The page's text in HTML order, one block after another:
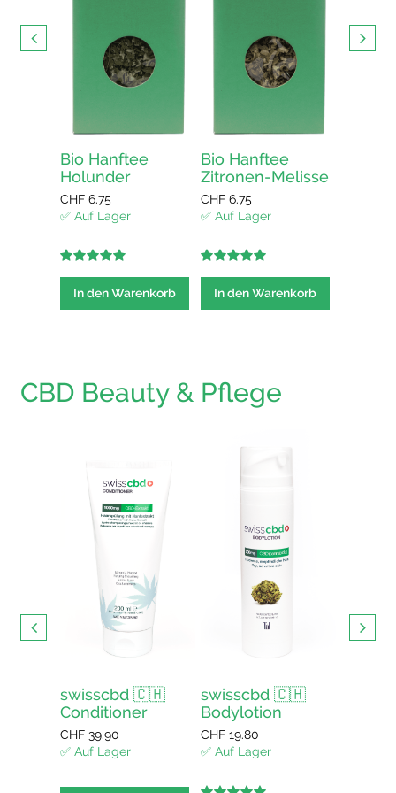
Bio Hanftee
Holunder
CHF 6.75
✅ Auf Lager
5.00out of
In den Warenkorb
Bio Hanftee
Zitronen-Melisse
CHF 6.75
✅ Auf Lager
5.00out of
In den Warenkorb
✅ Auf
CBD Beauty & Pflege
swisscbd 🇨🇭
Conditioner
CHF 39.90
✅ Auf Lager
swisscbd 🇨🇭
Bodylotion
CHF 19.80
✅ Auf Lager